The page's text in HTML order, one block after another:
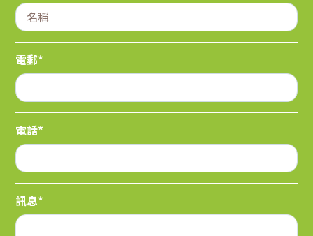
電郵*
電話*
訊息*